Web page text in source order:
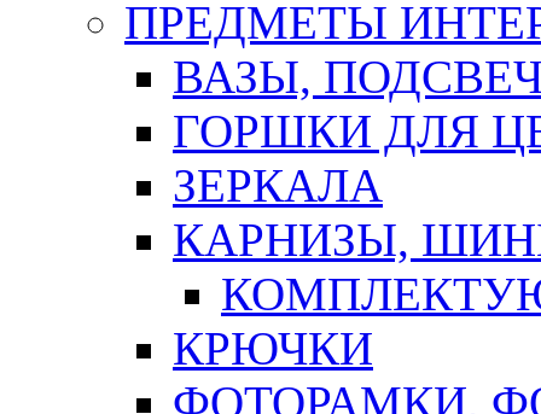
ПРЕДМЕТЫ
ВАЗЫ,
ГОРШКИ ДЛЯ
ЗЕРКАЛА
КАРНИЗЫ,
КРЮЧКИ
ФОТОРАМКИ,